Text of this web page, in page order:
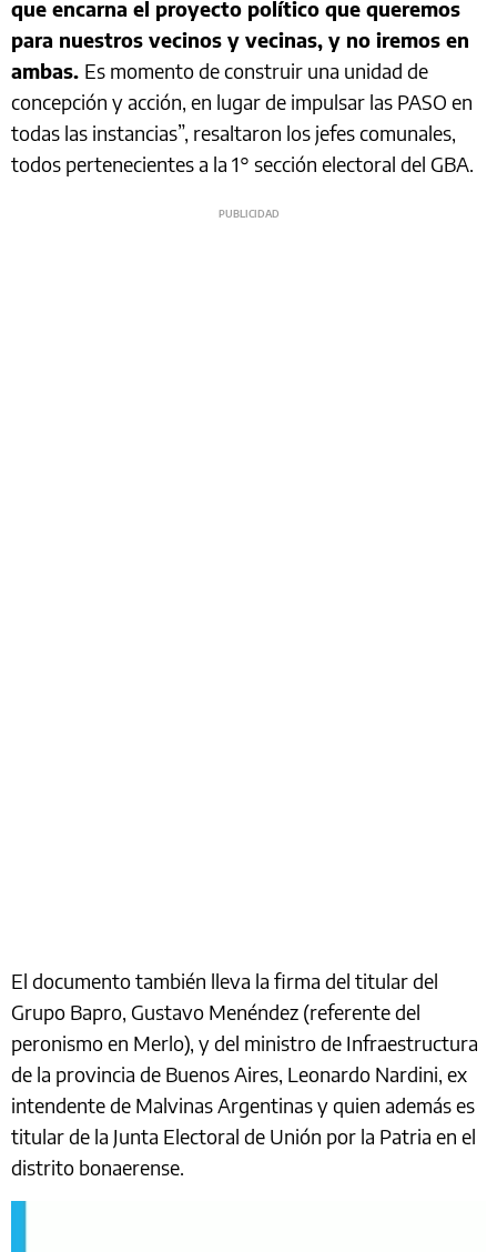
que encarna el proyecto político que queremos
para nuestros vecinos y vecinas, y no iremos en
ambas. Es momento de construir una unidad de
concepción y acción, en lugar de impulsar las PASO en
todas las instancias”, resaltaron los jefes comunales,
todos pertenecientes a la 1° sección electoral del GBA.
El documento también lleva la firma del titular del
Grupo Bapro, Gustavo Menéndez (referente del
peronismo en Merlo), y del ministro de Infraestructura
de la provincia de Buenos Aires, Leonardo Nardini, ex
intendente de Malvinas Argentinas y quien además es
titular de la Junta Electoral de Unión por la Patria en el
distrito bonaerense.